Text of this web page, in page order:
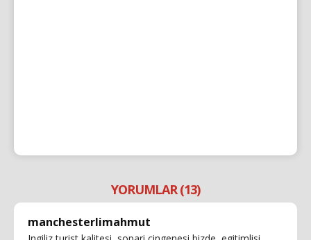
YORUMLAR (13)
manchesterlimahmut